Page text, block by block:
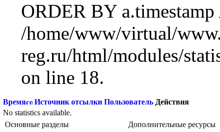
ORDER BY
/home/www/virtual/
reg.ru/html/modules/
on line 18.
Время Источник отсылки Пользователь Действия
No statistics available.
Основные разделы
Дополнительные ресурсы